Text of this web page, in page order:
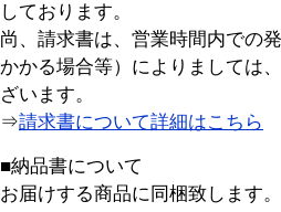
しております。
尚、請求書は、営業時間内での
かかる場合等）によりましては
ざいます。
⇒請求書について詳細はこちら
■納品書について
お届けする商品に同梱致します。